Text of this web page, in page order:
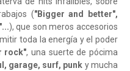
("Bigger and better",
), que son meros accesorios
toda la energía y el poder
rock", una suerte de pócima
garage, surf, punk y mucha